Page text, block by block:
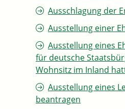
Ausschlagung der
Ausstellung einer
Ausstellung eines
für deutsche
Wohnsitz im Inland
Ausstellung eines
beantragen